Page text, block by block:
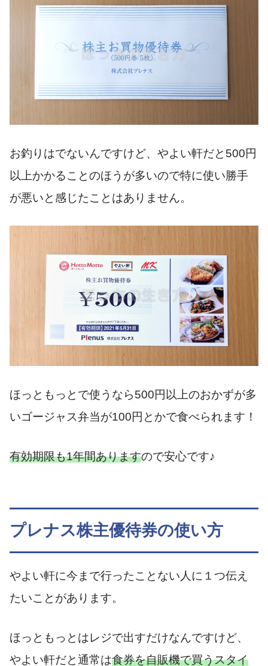
お釣りはでないんですけど、やよい軒だと500円
以上かかることのほうが多いので特に使い勝手
が悪いと感じたことはありません。
ほっともっとで使うなら500円以上のおかずが多
いゴージャス弁当が100円とかで食べられます！
有効期限も1年間ありますので安心です♪
プレナス株主優待券の使い方
やよい軒に今まで行ったことない人に１つ伝え
たいことがあります。
ほっともっとはレジで出すだけなんですけど、
やよい軒だと通常は食券を自販機で買うスタイ